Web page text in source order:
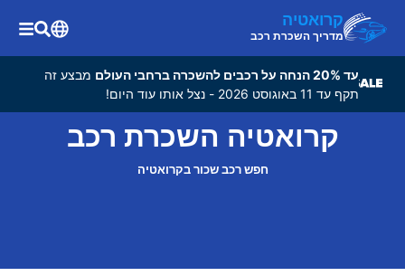
קרואטיה
מדריך השכרת רכב
עד 20% הנחה על רכבים להשכרה ברחבי העולם
מבצע זה
תקף עד 11 באוגוסט 2026 - נצל אותו עוד היום!
קרואטיה השכרת רכב
חפש רכב שכור בקרואטיה